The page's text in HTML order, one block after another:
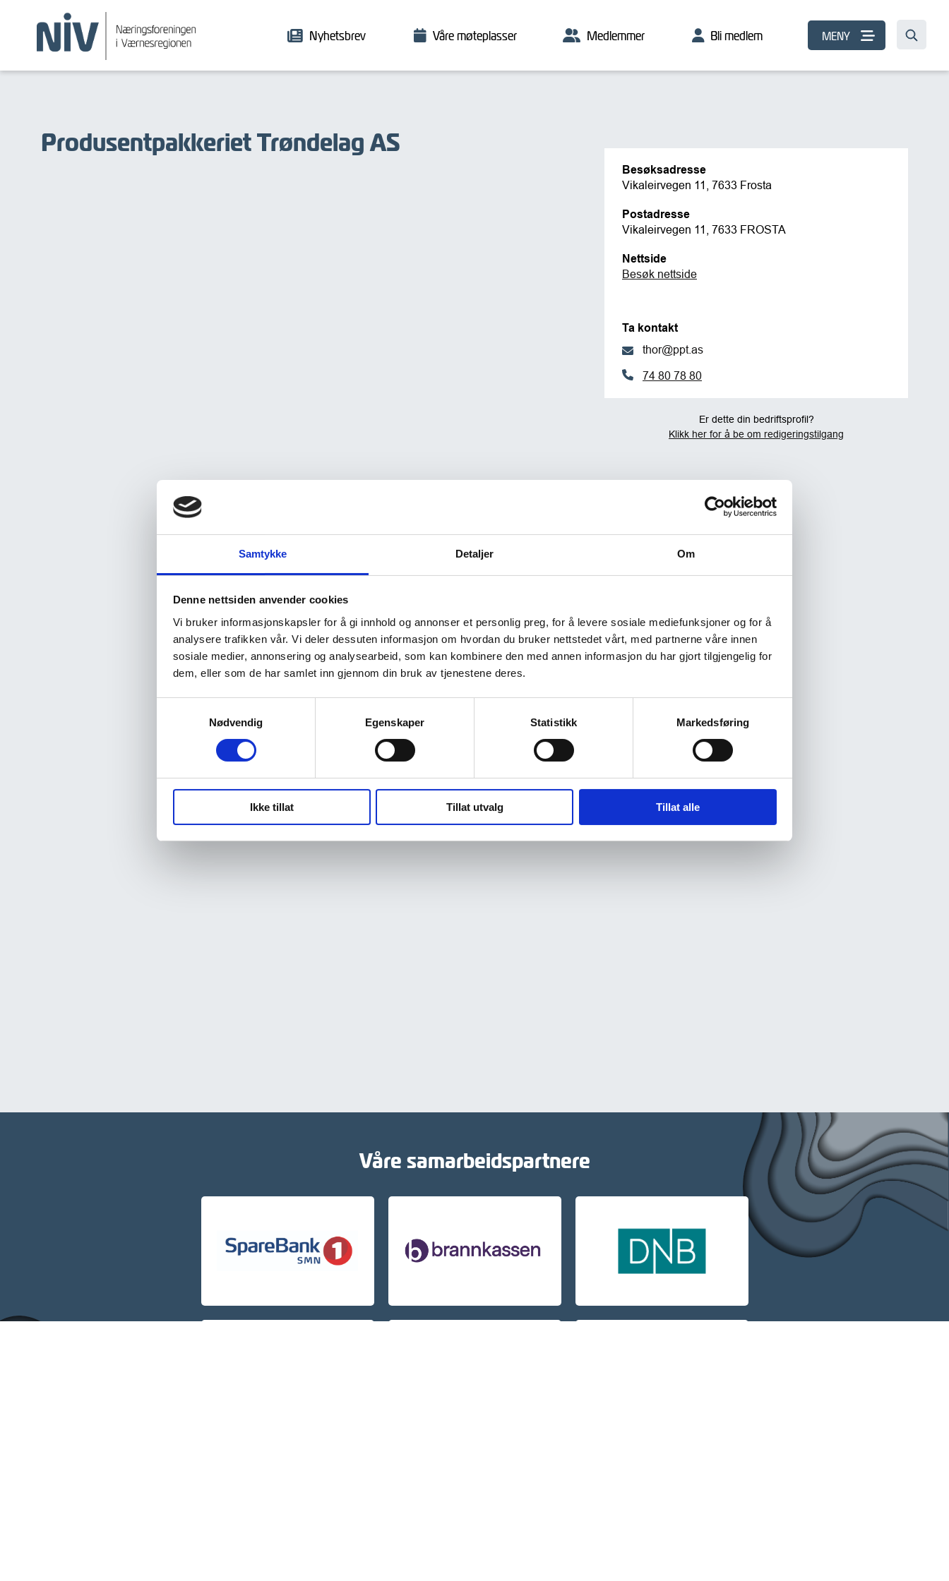
Samtykke Detaljer Om
Denne nettsiden anvender cookies
Vi bruker informasjonskapsler for å gi innhold og annonser et personlig preg, for å levere sosiale mediefunksjoner og for å
analysere trafikken vår. Vi deler dessuten informasjon om hvordan du bruker nettstedet vårt, med partnerne våre innen
sosiale medier, annonsering og analysearbeid, som kan kombinere den med annen informasjon du har gjort tilgjengelig for
dem, eller som de har samlet inn gjennom din bruk av tjenestene deres.
Nødvendig
Egenskaper Statistikk Markedsføring
Ikke tillat Tillat utvalg Tillat alle
Nyhetsbrev Våre møteplasser Medlemmer Bli medlem MENY
Produsentpakkeriet Trøndelag AS
Besøksadresse
Vikaleirvegen 11, 7633 Frosta
Postadresse
Vikaleirvegen 11, 7633 FROSTA
Nettside
Besøk nettside
Ta kontakt
thor@ppt.as
74 80 78 80
Er dette din bedriftsprofil?
Klikk her for å be om redigeringstilgang
Våre samarbeidspartnere